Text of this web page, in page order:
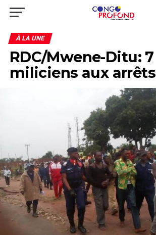
À LA UNE
RDC/Mwene-Ditu: 7
miliciens aux arrêts